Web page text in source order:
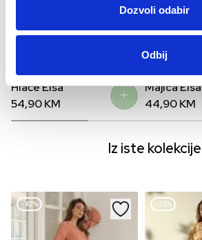
Dozvoli odabir
Odbij
Hlače Elsa
54,90KM
Majica Elsa
44,90KM
Iz iste kolekcije
–22% –22%